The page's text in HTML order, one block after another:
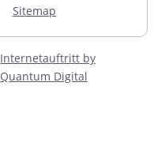
Sitemap
Internetauftritt by
Quantum Digital